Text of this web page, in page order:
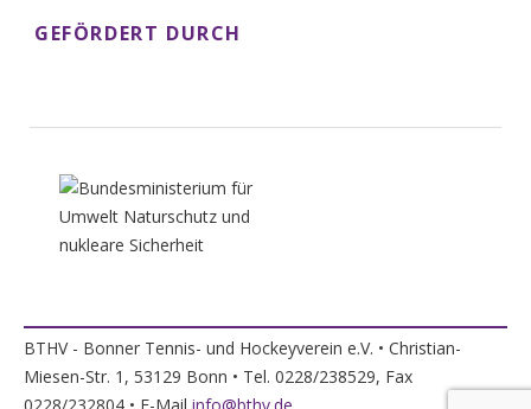
GEFÖRDERT DURCH
BTHV - Bonner Tennis- und Hockeyverein e.V. • Christian-
Miesen-Str. 1, 53129 Bonn • Tel. 0228/238529, Fax